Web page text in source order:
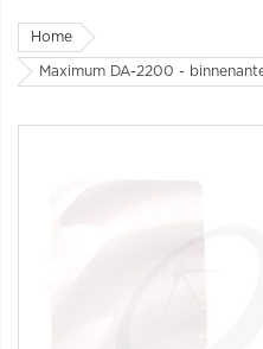
Home
Maximum DA-2200 -